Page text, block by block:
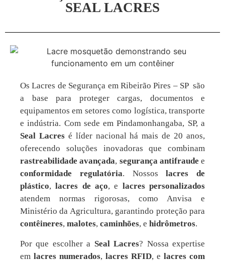
SEAL LACRES
Os Lacres de Segurança em Ribeirão Pires – SP são
a base para proteger cargas, documentos e
equipamentos em setores como logística, transporte
e indústria. Com sede em Pindamonhangaba, SP, a
Seal Lacresé líder nacional há mais de 20 anos,
oferecendo soluções inovadoras que combinam
rastreabilidade avançada, segurança antifraude e
conformidade regulatória. Nossoslacres de
plástico,lacres de aço, e lacres personalizados
atendem normas rigorosas, como Anvisa e
Ministério da Agricultura, garantindo proteção para
contêineres, malotes, caminhões, e hidrômetros.
Por que escolher a Seal Lacres? Nossa expertise
em lacres numerados, lacres RFID, e lacres com